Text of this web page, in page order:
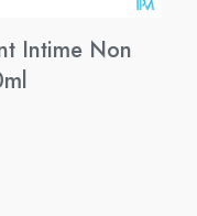
Intime Non